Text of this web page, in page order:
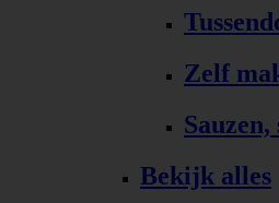
Zelf
Sauzen,
Bekijk alles